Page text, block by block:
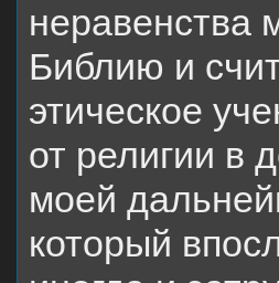
неравенства
Библию и
этическое
от религии в
моей
который